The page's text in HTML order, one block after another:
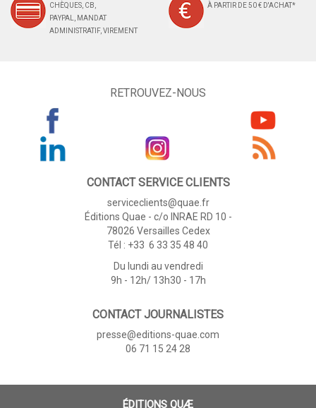
CHÈQUES, CB,
PAYPAL, MANDAT
ADMINISTRATIF, VIREMENT
À PARTIR DE 50 € D'ACHAT*
RETROUVEZ-NOUS
CONTACT SERVICE CLIENTS
serviceclients@quae.fr
Éditions Quae - c/o INRAE RD 10 -
78026 Versailles Cedex
Tél : +33 6 33 35 48 40
Du lundi au vendredi
9h - 12h/ 13h30 - 17h
CONTACT JOURNALISTES
presse@editions-quae.com
06 71 15 24 28
ÉDITIONS QUÆ